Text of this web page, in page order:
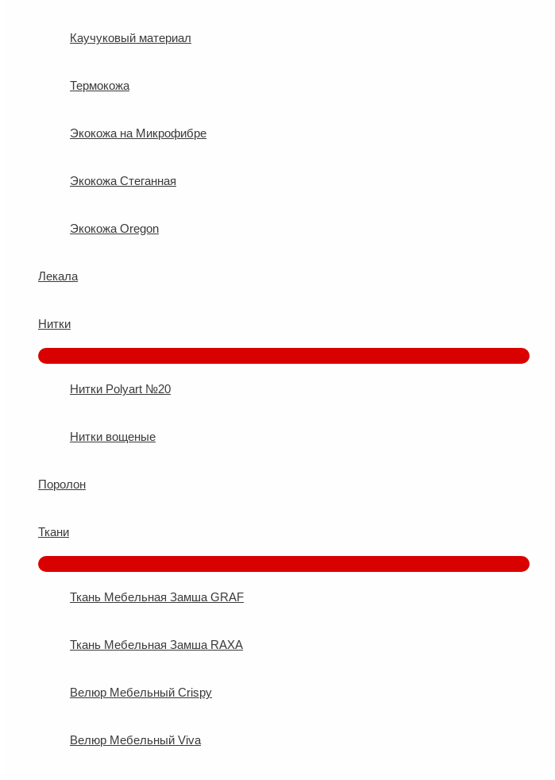
Каучуковый материал
Термокожа
Экокожа на Микрофибре
Экокожа Стеганная
Экокожа Oregon
Лекала
Нитки
Нитки Polyart №20
Нитки вощеные
Поролон
Ткани
Ткань Мебельная Замша GRAF
Ткань Мебельная Замша RAXA
Велюр Мебельный Crispy
Велюр Мебельный Viva